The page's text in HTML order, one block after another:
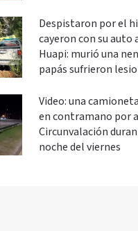
Despistaron por el
cayeron con su auto
Huapi: murió una
papás sufrieron
Video: una
en contramano por
Circunvalación
noche del viernes